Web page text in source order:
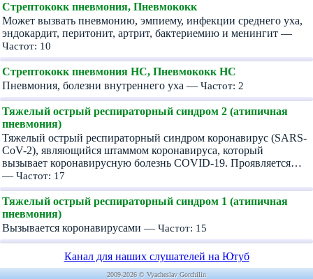
Стрептококк пневмония, Пневмококк
Может вызвать пневмонию, эмпиему, инфекции среднего уха,
эндокардит, перитонит, артрит, бактериемию и менингит —
Частот: 10
Стрептококк пневмония HC, Пневмококк HC
Пневмония, болезни внутреннего уха — Частот: 2
Тяжелый острый респираторный синдром 2 (атипичная
пневмония)
Тяжелый острый респираторный синдром коронавирус (SARS-
CoV-2), являющийся штаммом коронавируса, который
вызывает коронавирусную болезнь COVID-19. Проявляется…
— Частот: 17
Тяжелый острый респираторный синдром 1 (атипичная
пневмония)
Вызывается коронавирусами — Частот: 15
Канал для наших слушателей на Ютуб
2009-2026 © Vyacheslav Gorchilin